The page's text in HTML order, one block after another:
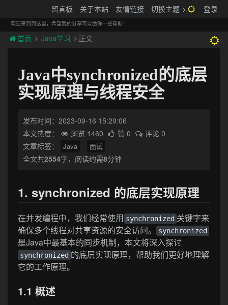
留言板 关于本站 友情链接 切换主题-> 登录
欢迎来到到这里，希望我的分享可以给你一些帮助！
首页 Java学习 正文
Java中synchronized的底层
实现原理与线程安全
发布时间：2023-09-16 15:29:06
本文热度：
浏览 1460 赞 0
评论 0
文章标签：
Java 面试
全文共2554字，阅读约需8分钟
1. synchronized 的底层实现原理
在并发编程中，我们经常使用 synchronized 关键字来
确保多个线程对共享资源的安全访问。
synchronized
是Java中最基本的同步机制，本文将深入探讨
synchronized 的底层实现原理，帮助我们更好地理解
它的工作原理。
1.1 概述